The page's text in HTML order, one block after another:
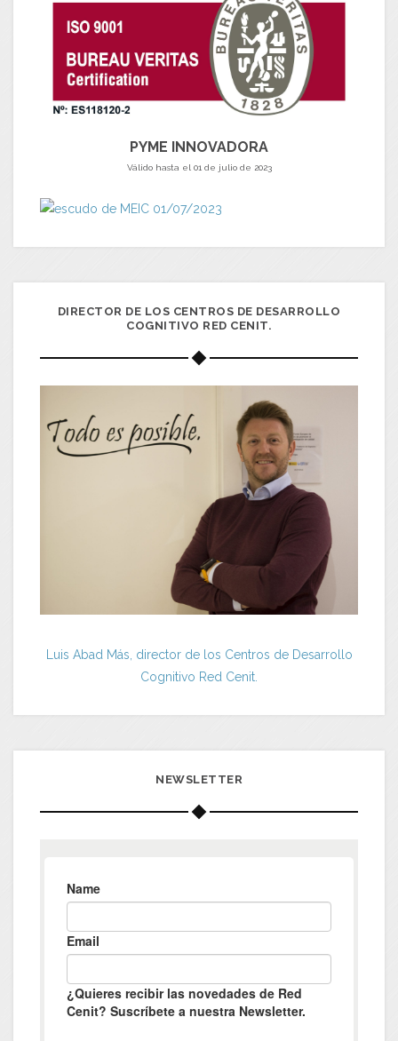
PYME INNOVADORA
Válido hasta el 01 de julio de 2023
DIRECTOR DE LOS CENTROS DE DESARROLLO
COGNITIVO RED CENIT.
Luis Abad Más, director de los Centros de Desarrollo
Cognitivo Red Cenit.
NEWSLETTER